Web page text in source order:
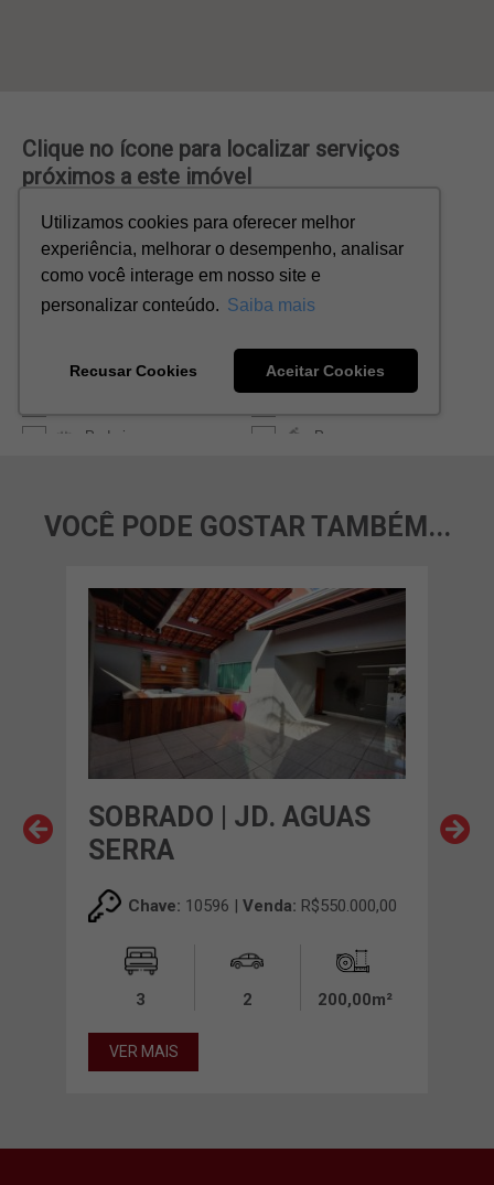
VOCÊ PODE GOSTAR TAMBÉM...
SOBRADO | JD. AGUAS
SERRA
Chave: 10596 | Venda: R$550.000,00
3 2 200,00m²
VER MAIS